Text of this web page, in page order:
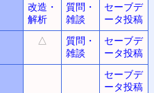
改造・
解析
質問・
雑談
セーブデ
ータ投稿
△
質問・
雑談
セーブデ
ータ投稿
セーブデ
ータ投稿